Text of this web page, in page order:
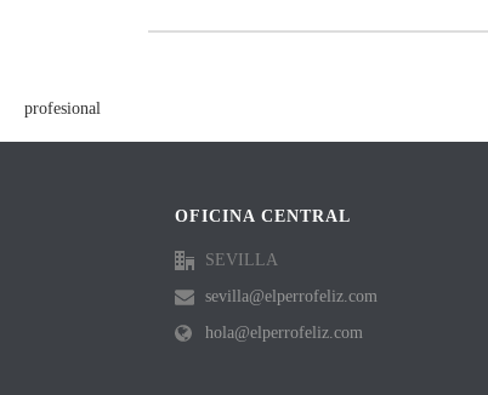
OFICINA CENTRAL
SEVILLA
sevilla@elperrofeliz.com
hola@elperrofeliz.com